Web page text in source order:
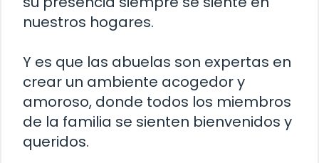
nuestros hogares.
Y es que las abuelas son expertas en
crear un ambiente acogedor y
amoroso, donde todos los miembros
de la familia se sienten bienvenidos y
queridos.